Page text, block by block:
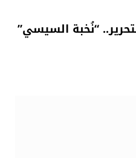
“نُخبة السيسي”